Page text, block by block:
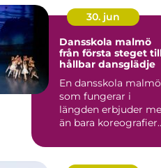
30. jun
Dansskola malmö
från första steget
hållbar dansglädje
En dansskola malmö
som fungerar i
längden erbjuder
än bara koreografier
genomtänkt...